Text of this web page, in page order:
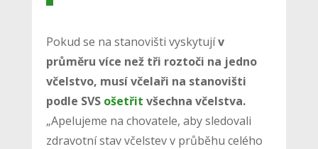
Pokud se na stanovišti vyskytujív
průměru více než tři roztoči na jedno
včelstvo, musí včelaři na stanovišti
podle SVS ošetřit všechna včelstva.
„Apelujeme na chovatele, aby sledovali
zdravotní stav včelstev v průběhu celého